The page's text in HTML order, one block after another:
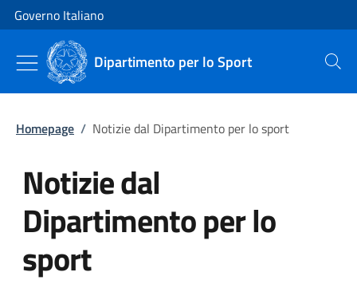
Vai al contenuto
Vai alla navigazione del sito
Governo Italiano
Dipartimento per lo Sport Cerca
Homepage / Notizie dal Dipartimento per lo sport
Notizie dal
Dipartimento per lo
sport